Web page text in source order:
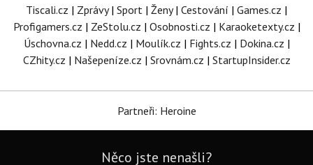
Tiscali.cz | Zprávy| Sport | Ženy| Cestování | Games.cz |
Profigamers.cz | ZeStolu.cz | Osobnosti.cz | Karaoketexty.cz |
Úschovna.cz | Nedd.cz | Moulík.cz | Fights.cz | Dokina.cz |
CZhity.cz | Našepeníze.cz | Srovnám.cz | StartupInsider.cz
Partneři: Heroine
Něco jste nenašli?